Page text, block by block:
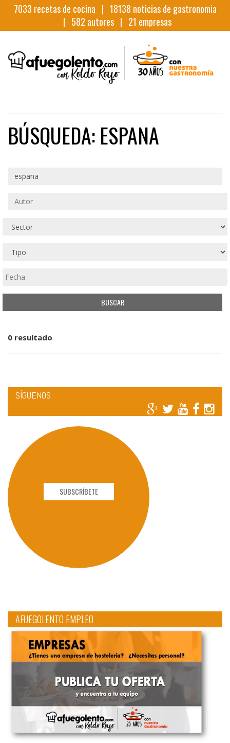
7033 recetas de cocina | 18138 noticias de gastronomia
| 582 autores | 21 empresas
BÚSQUEDA: ESPANA
0 resultado
SÍGUENOS
SUBSCRÍBETE
AFUEGOLENTO EMPLEO